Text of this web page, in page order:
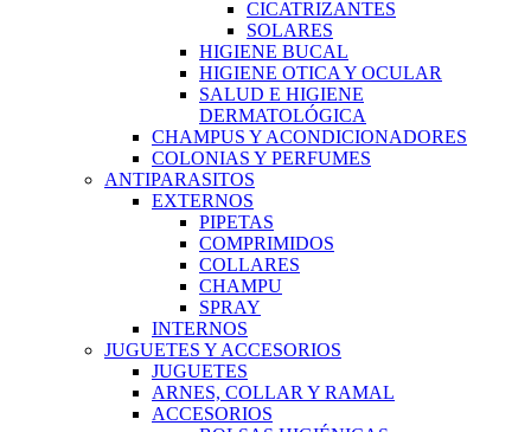
CICATRIZANTES
SOLARES
HIGIENE BUCAL
HIGIENE OTICA Y OCULAR
SALUD E HIGIENE
DERMATOLÓGICA
CHAMPUS Y ACONDICIONADORES
COLONIAS Y PERFUMES
ANTIPARASITOS
EXTERNOS
PIPETAS
COMPRIMIDOS
COLLARES
CHAMPU
SPRAY
INTERNOS
JUGUETES Y ACCESORIOS
JUGUETES
ARNES, COLLAR Y RAMAL
ACCESORIOS